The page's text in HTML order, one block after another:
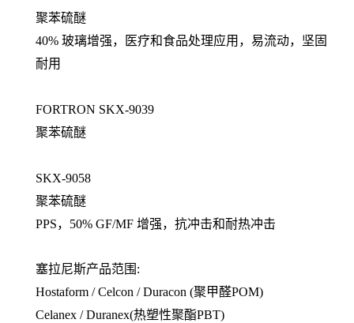
聚苯硫醚
40% 玻璃增强，医疗和食品处理应用，易流动，坚固
耐用
FORTRON SKX-9039
聚苯硫醚
SKX-9058
聚苯硫醚
PPS，50% GF/MF 增强，抗冲击和耐热冲击
塞拉尼斯产品范围:
Hostaform / Celcon / Duracon (聚甲醛POM)
Celanex / Duranex(热塑性聚酯PBT)